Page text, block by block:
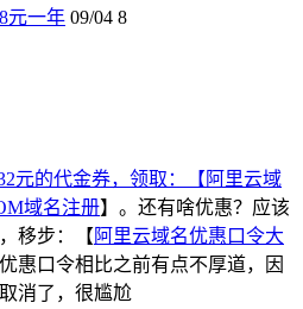
元一年 09/04 8
元的代金券，领取：【 阿里云域
域名注册】。还有啥优惠？应该
移步：【 阿里云域名优惠口令大
惠口令相比之前有点不厚道，因
消了，很尴尬